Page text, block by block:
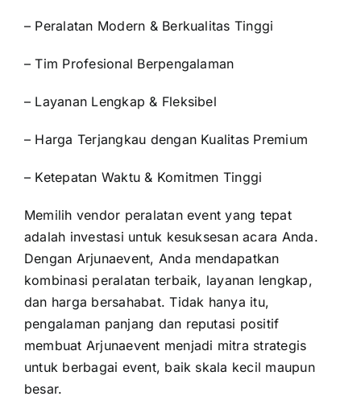
– Peralatan Modern & Berkualitas Tinggi
– Tim Profesional Berpengalaman
– Layanan Lengkap & Fleksibel
– Harga Terjangkau dengan Kualitas Premium
– Ketepatan Waktu & Komitmen Tinggi
Memilih vendor peralatan event yang tepat
adalah investasi untuk kesuksesan acara Anda.
Dengan Arjunaevent, Anda mendapatkan
kombinasi peralatan terbaik, layanan lengkap,
dan harga bersahabat. Tidak hanya itu,
pengalaman panjang dan reputasi positif
membuat Arjunaevent menjadi mitra strategis
untuk berbagai event, baik skala kecil maupun
besar.